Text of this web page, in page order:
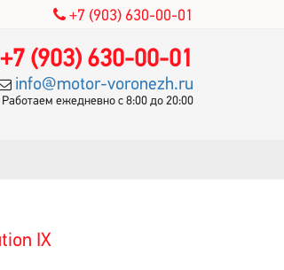
+7 (903) 630-00-01
+7 (903) 630-00-01
info@motor-voronezh.ru
Работаем ежедневно с 8:00 до 20:00
IX